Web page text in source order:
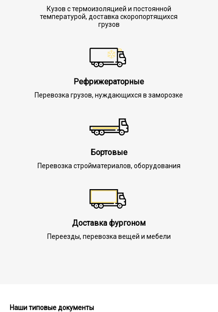
Кузов с термоизоляцией и постоянной
температурой, доставка скоропортящихся
грузов
Рефрижераторные
Перевозка грузов, нуждающихся в заморозке
Бортовые
Перевозка стройматериалов, оборудования
Доставка фургоном
Переезды, перевозка вещей и мебели
Наши типовые документы